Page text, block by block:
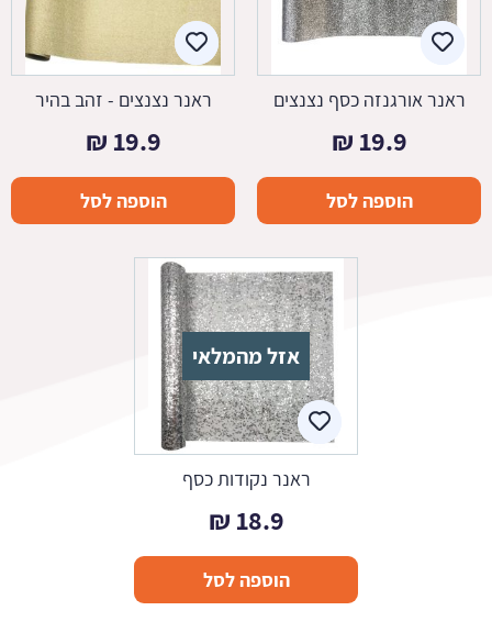
ראנר אורגנזה כסף נצנצים
19.9
₪
הוספה לסל
ראנר נצנצים - זהב בהיר
19.9
₪
הוספה לסל
אזל מהמלאי
ראנר נקודות כסף
18.9
₪
הוספה לסל